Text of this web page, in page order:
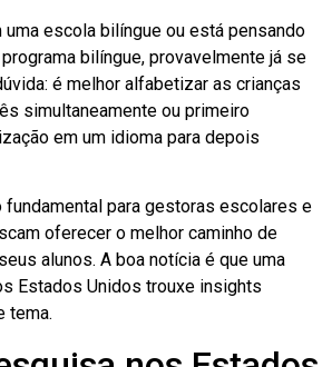
uma escola bilíngue ou está pensando
bilíngue, provavelmente já se
é melhor alfabetizar as crianças
simultaneamente ou primeiro
em um idioma para depois
fundamental para gestoras escolares e
oferecer o melhor caminho de
alunos. A boa notícia é que uma
Estados Unidos trouxe insights
tema.